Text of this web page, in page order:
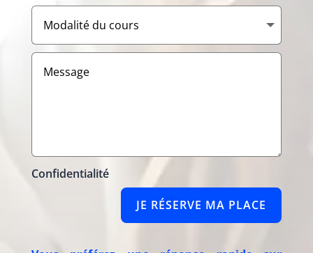
Confidentialité
JE RÉSERVE MA PLACE